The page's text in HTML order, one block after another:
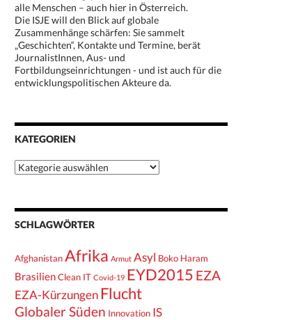
alle Menschen – auch hier in Österreich.
Die ISJE will den Blick auf globale
Zusammenhänge schärfen: Sie sammelt
„Geschichten“, Kontakte und Termine, berät
JournalistInnen, Aus- und
Fortbildungseinrichtungen - und ist auch für die
entwicklungspolitischen Akteure da.
KATEGORIEN
Kategorien
SCHLAGWÖRTER
AfghanistanAfrika Armut Asyl Boko Haram
BrasilienClean IT Covid-19 EYD2015 EZA
EZA-Kürzungen Flucht
Globaler Süden Innovation IS